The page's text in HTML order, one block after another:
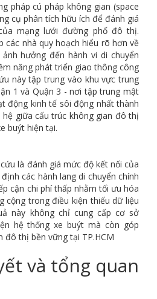
pháp cú pháp không gian (space
cụ phân tích hữu ích để đánh giá
mạng lưới đường phố đô thị.
các nhà quy hoạch hiểu rõ hơn về
hưởng đến hành vi di chuyển
năng phát triển giao thông công
này tập trung vào khu vực trung
1 và Quận 3 - nơi tập trung mật
động kinh tế sôi động nhất thành
giữa cấu trúc không gian đô thị
buýt hiện tại.
là đánh giá mức độ kết nối của
các hành lang di chuyển chính
cận chi phí thấp nhằm tối ưu hóa
cộng trong điều kiện thiếu dữ liệu
này không chỉ cung cấp cơ sở
hệ thống xe buýt mà còn góp
đô thị bền vững tại TP.HCM
và tổng quan